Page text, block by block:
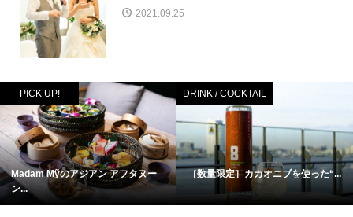
2021.09.25
PICK UP!
Madam Mỹのアジアン アフタヌー
ン...
DRINK / COCKTAIL
［数量限定］カカオニブを使った“...